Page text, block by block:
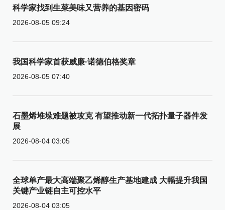
科学家找到生菜美味又营养的基因密码
2026-08-05 09:24
我国科学家首获威廉·诺德伯格奖章
2026-08-05 07:40
石墨烯堆垛难题被攻克 有望推动新一代拓扑量子器件发
展
2026-08-04 03:05
全球单产最大高端聚乙烯醇生产基地建成 大幅提升我国
关键产业链自主可控水平
2026-08-04 03:05